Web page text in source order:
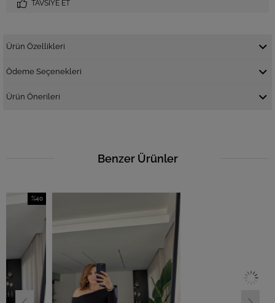
TAVSIYE ET
Ürün Özellikleri
Ödeme Seçenekleri
Ürün Önerileri
Benzer Ürünler